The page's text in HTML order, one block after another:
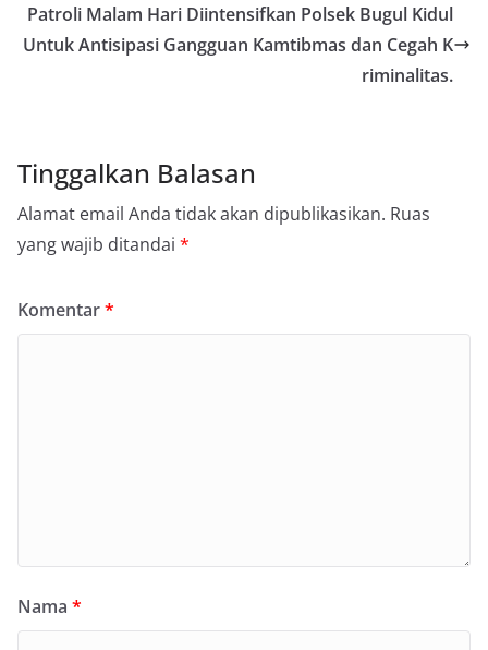
Patroli Malam Hari Diintensifkan Polsek Bugul Kidul
Untuk Antisipasi Gangguan Kamtibmas dan Cegah K
riminalitas.
Tinggalkan Balasan
Alamat email Anda tidak akan dipublikasikan. Ruas
yang wajib ditandai *
Komentar*
Nama *